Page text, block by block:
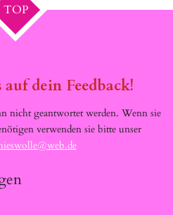
TOP
dein Feedback!
nicht geantwortet werden. Wenn sie
verwenden sie bitte unser